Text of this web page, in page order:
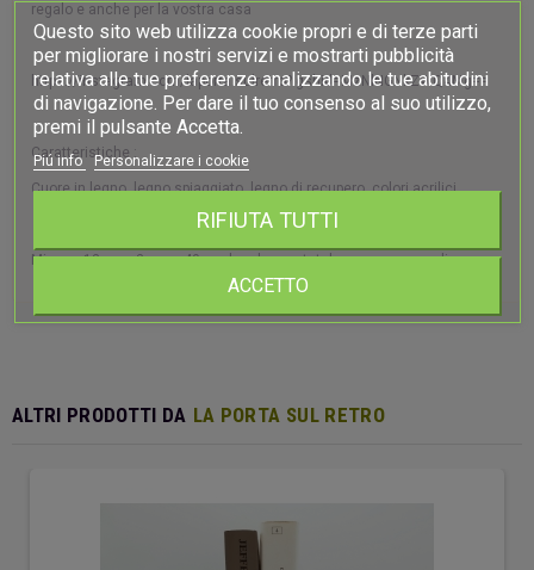
regalo e anche per la vostra casa
https://instagram.com/laporta.sulretro?igshid=MzNlNGNkZWQ4Mg==
Caratteristiche :
Cuore in legno, legno spiaggiato, legno di recupero, colori acrilici
Misure: 13cm x 3 cm x 40 cm lunghezza totale compreso cordino
ALTRI PRODOTTI DA LA PORTA SUL RETRO
Questo sito web utilizza cookie propri e di terze parti
per migliorare i nostri servizi e mostrarti pubblicità
relativa alle tue preferenze analizzando le tue abitudini
di navigazione. Per dare il tuo consenso al suo utilizzo,
premi il pulsante Accetta.
Piú info Personalizzare i cookie
RIFIUTA TUTTI
ACCETTO